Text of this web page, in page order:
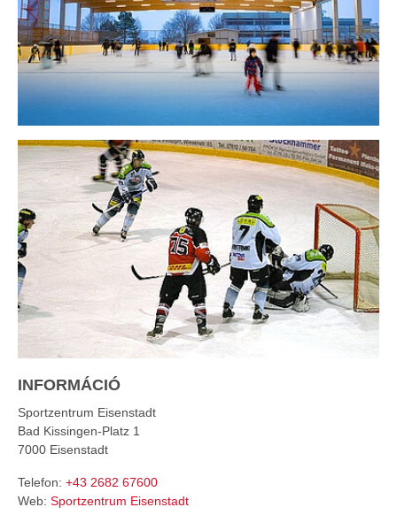
INFORMÁCIÓ
Sportzentrum Eisenstadt
Bad Kissingen-Platz 1
7000 Eisenstadt
Telefon: +43 2682 67600
Web: Sportzentrum Eisenstadt